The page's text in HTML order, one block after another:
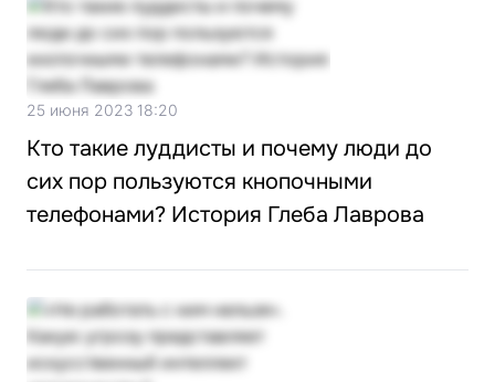
25 июня 2023 18:20
Кто такие луддисты и почему люди до
сих пор пользуются кнопочными
телефонами? История Глеба Лаврова